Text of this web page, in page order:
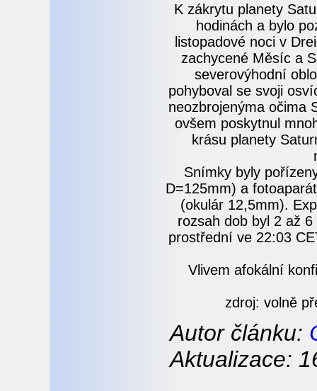
K zákrytu planety
hodinách a bylo
listopadové noci v
zachycené Měsíc a
severovýhodní
pohyboval se svoji
neozbrojenýma očima
ovšem poskytnul
krásu planety
Snímky byly
D=125mm) a
(okulár 12,5mm).
rozsah dob byl 2 až
prostřední ve 22:03
Vlivem afokální
zdroj: volně
Autor článku:
Aktualizace: